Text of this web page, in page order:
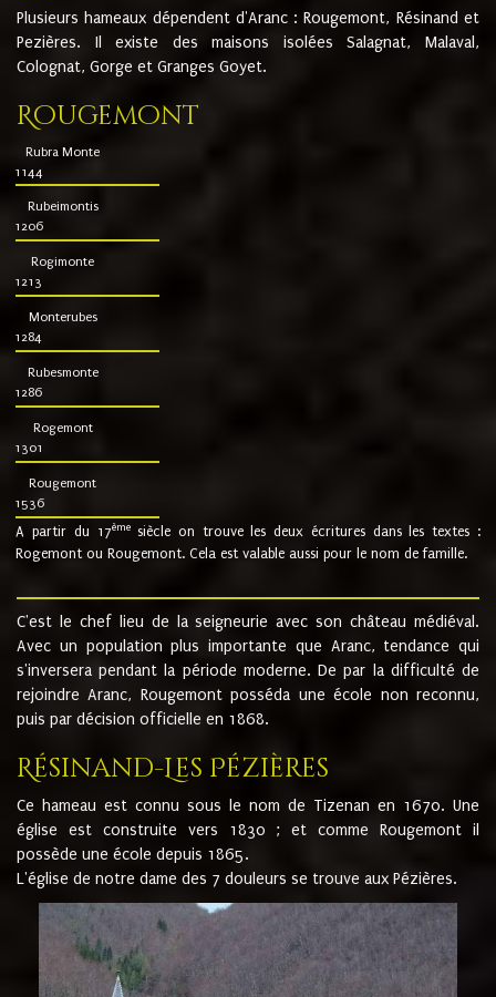
Plusieurs hameaux dépendent d'Aranc : Rougemont, Résinand et
Pezières. Il existe des maisons isolées Salagnat, Malaval,
Colognat, Gorge et Granges Goyet.
Rougemont
Rubra Monte
1144
Rubeimontis
1206
Rogimonte
1213
Monterubes
1284
Rubesmonte
1286
Rogemont
1301
Rougemont
1536
A partir du 17ème siècle on trouve les deux écritures dans les textes :
Rogemont ou Rougemont. Cela est valable aussi pour le nom de famille.
C'est le chef lieu de la seigneurie avec son château médiéval.
Avec un population plus importante que Aranc, tendance qui
s'inversera pendant la période moderne. De par la difficulté de
rejoindre Aranc, Rougemont posséda une école non reconnu,
puis par décision officielle en 1868.
Résinand-Les Pézières
Ce hameau est connu sous le nom de Tizenan en 1670. Une
église est construite vers 1830 ; et comme Rougemont il
possède une école depuis 1865.
L'église de notre dame des 7 douleurs se trouve aux Pézières.